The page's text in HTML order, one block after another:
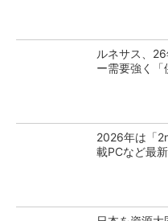
ルネサス、
ー需要強く「
2026年は「
載PCなど最